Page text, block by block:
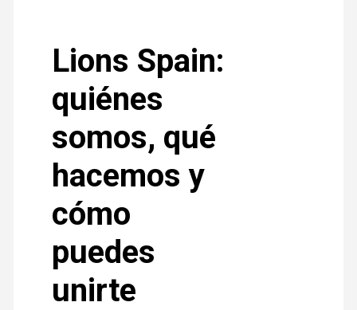
Lions Spain:
quiénes
somos, qué
hacemos y
cómo
puedes
unirte